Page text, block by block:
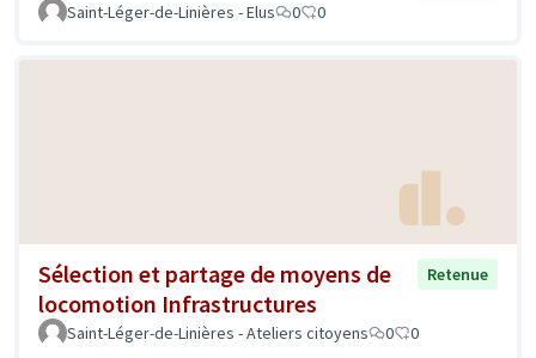
Saint-Léger-de-Linières - Elus
0 0
Sélection et partage de moyens de
locomotion Infrastructures
Retenue
Saint-Léger-de-Linières - Ateliers citoyens 0 0